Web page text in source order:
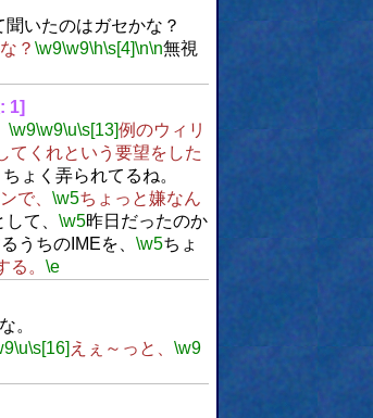
いたのはガセかな？
？ \w9\w9\h\s[4]\n\n無視
1]
\w9\w9\u\s[13]例のウィリ
てくれという要望をした
ょく弄られてるね。
で、 \w5ちょっと嫌なん
て、 \w5昨日だったのか
うちのIMEを、 \w5ちょ
る。 \e
。
\u\s[16] えぇ～っと、 \w9